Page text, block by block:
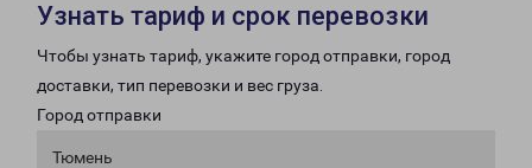
Узнать тариф и срок перевозки
Чтобы узнать тариф, укажите город отправки, город
доставки, тип перевозки и вес груза.
Город отправки
Тюмень